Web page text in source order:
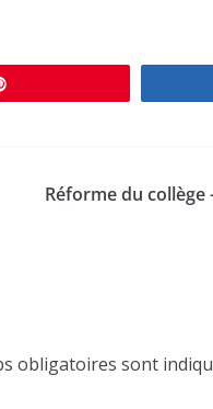
Réforme du collège
obligatoires sont